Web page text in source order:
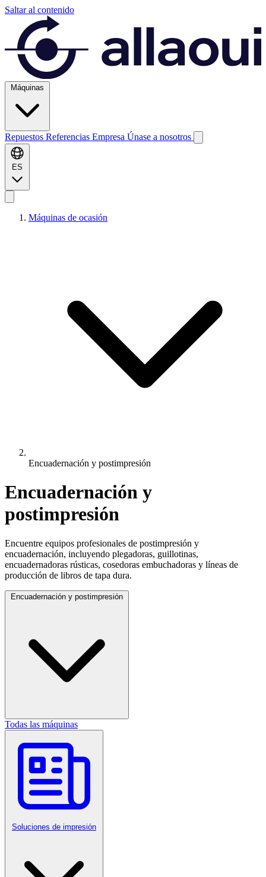
Saltar al contenido
Máquinas
Repuestos Referencias Empresa Únase a nosotros
ES
Máquinas de ocasión
Encuadernación y postimpresión
Encuadernación y
postimpresión
Encuentre equipos profesionales de postimpresión y
encuadernación, incluyendo plegadoras, guillotinas,
encuadernadoras rústicas, cosedoras embuchadoras y líneas de
producción de libros de tapa dura.
Encuadernación y postimpresión
Todas las máquinas
Soluciones de impresión